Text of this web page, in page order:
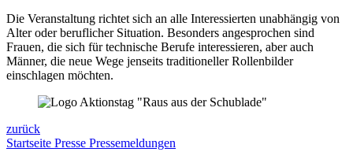
Die Veranstaltung richtet sich an alle Interessierten unabhängig von
Alter oder beruflicher Situation. Besonders angesprochen sind
Frauen, die sich für technische Berufe interessieren, aber auch
Männer, die neue Wege jenseits traditioneller Rollenbilder
einschlagen möchten.
zurück
Startseite Presse Pressemeldungen